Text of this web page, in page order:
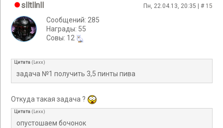
slltllnll Пн, 22.04.13, 20:35 | # 15
Сообщений: 285
Награды: 55
Cовы: 12
Цитата (Lexx)
задача №1 получить 3,5 пинты пива
Откуда такая задача ?
Цитата (Lexx)
опустошаем бочонок